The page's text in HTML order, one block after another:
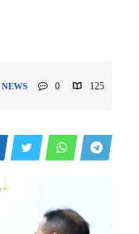
NEWS 0 125